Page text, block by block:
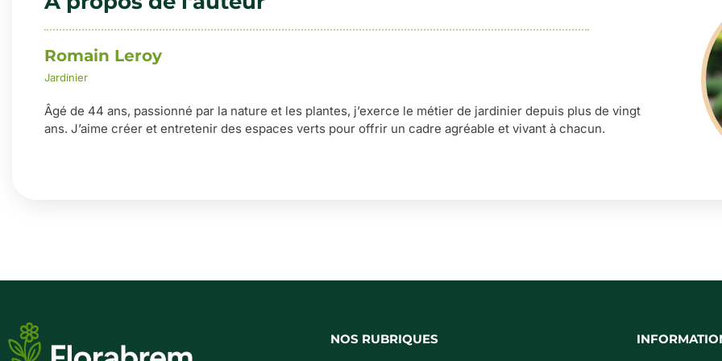
Romain Leroy
Jardinier
Âgé de 44 ans, passionné par la nature et les plantes, j’exerce le métier de jardinier depuis plus de vingt
ans. J’aime créer et entretenir des espaces verts pour offrir un cadre agréable et vivant à chacun.
NOS RUBRIQUES